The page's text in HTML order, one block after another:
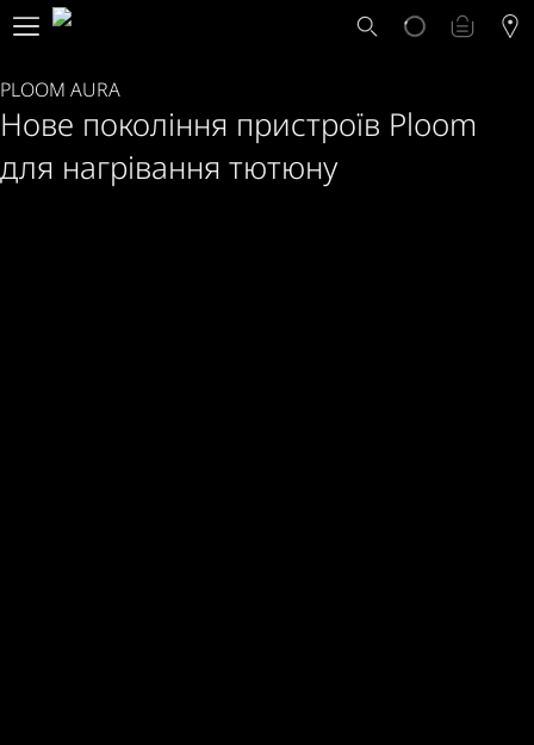
Що таке Ploom AURA?
Ploom Club
Програма Смарт Апгрейд
Служба підтримки Ploom
Прокат пристрою Ploom AURA
PLOOM AURA
Нове покоління пристроїв Ploom
для нагрівання тютюну